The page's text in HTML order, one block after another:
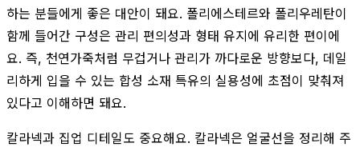
하는 분들에게 좋은 대안이 돼요. 폴리에스테르와 폴리우레탄이
함께 들어간 구성은 관리 편의성과 형태 유지에 유리한 편이에
요. 즉, 천연가죽처럼 무겁거나 관리가 까다로운 방향보다, 데일
리하게 입을 수 있는 합성 소재 특유의 실용성에 초점이 맞춰져
있다고 이해하면 돼요.
칼라넥과 집업 디테일도 중요해요. 칼라넥은 얼굴선을 정리해 주